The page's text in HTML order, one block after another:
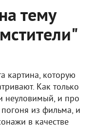
тему
картина, которую
Как только
неуловимый, и про
из фильма, и
в качестве